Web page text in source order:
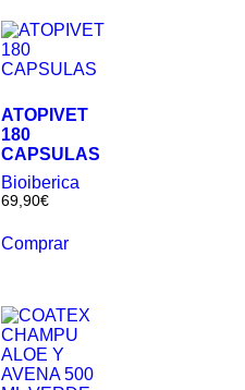
ATOPIVET
180
CAPSULAS
Bioiberica
69,90€
Comprar